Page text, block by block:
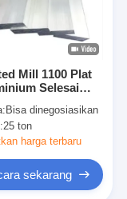
Mill 1100 Plat
Selesai
Papan Iklan
Bisa dinegosiasikan
25 ton
harga terbaru
sekarang